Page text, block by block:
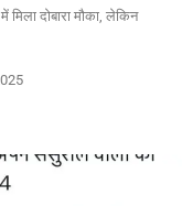
दोबारा मौका, लेकिन